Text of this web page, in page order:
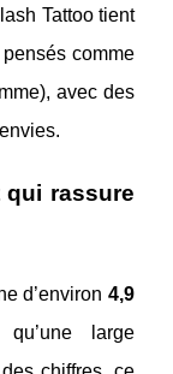
Tattoo tient
pensés comme
avec des
qui rassure
d’environ 4,9
large